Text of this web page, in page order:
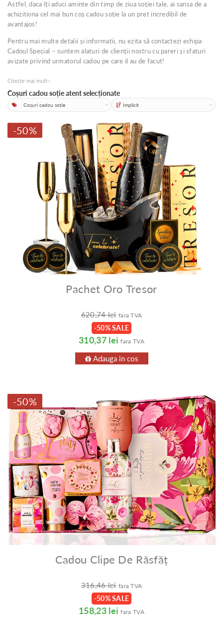
Astfel, daca îți aduci aminte din timp de ziua soției tale, ai sansa de a
achizitiona cel mai bun coș cadou soție la un pret incredibil de
avantajos!
Pentru mai multe detalii și informatii, nu ezita să contactezi echipa
Cadoul Special – suntem alaturi de clienții nostru cu pareri și sfaturi
avizate privind urmatorul cadou pe care il au de facut!
Citește mai mult
Coșuri cadou soție atent selecționate
Categorii Sortare
-50%
Pachet Oro Tresor
620,74 lei fara TVA
-50% SALE
310,37 lei fara TVA
Adauga in cos
-50%
Cadou Clipe De Răsfăț
316,46 lei fara TVA
-50% SALE
158,23 lei fara TVA